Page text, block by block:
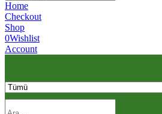
Home
Checkout
Shop
0Wishlist
Account